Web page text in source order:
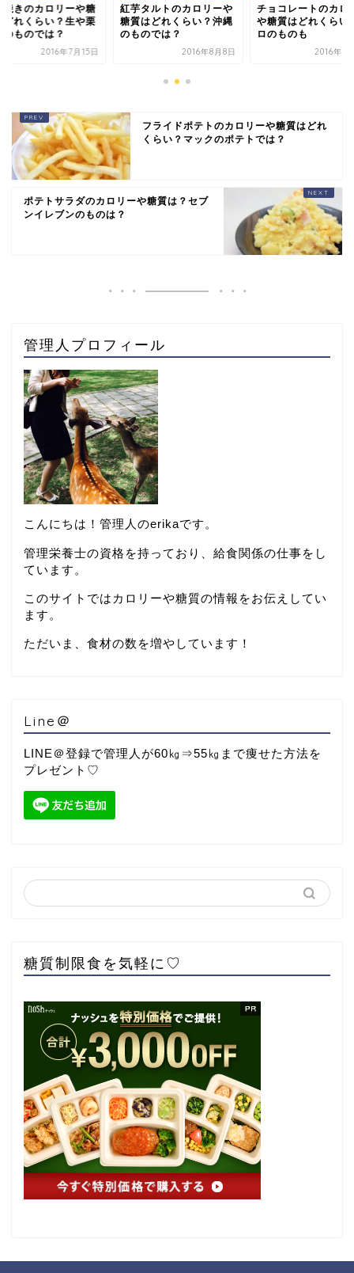
焼きのカロリーや糖
どれくらい？生や栗
のものでは？
2016年7月15日
紅芋タルトのカロリーや
糖質はどれくらい？沖縄
のものでは？
2016年8月8日
チョコレートのカロ
や糖質はどれくらい
ロのものも
2016年7
フライドポテトのカロリーや糖質はどれ
くらい？マックのポテトでは？
ポテトサラダのカロリーや糖質は？セブ
ンイレブンのものは？
管理人プロフィール
こんにちは！管理人のerikaです。
管理栄養士の資格を持っており、給食関係の仕事をし
ています。
このサイトではカロリーや糖質の情報をお伝えしてい
ます。
ただいま、食材の数を増やしています！
Line＠
LINE＠登録で管理人が60㎏⇒55㎏まで痩せた方法を
プレゼント♡
糖質制限食を気軽に♡